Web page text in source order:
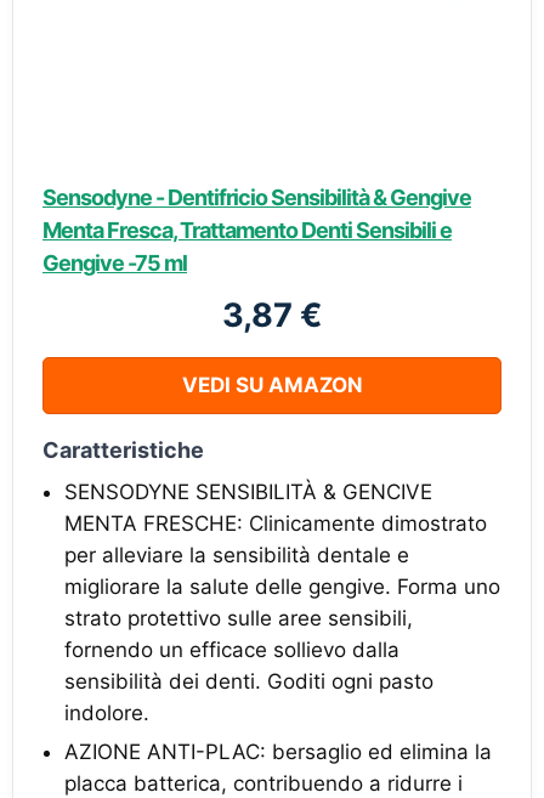
Sensodyne - Dentifricio Sensibilità & Gengive
Menta Fresca, Trattamento Denti Sensibili e
Gengive -75 ml
3,87 €
VEDI SU AMAZON
Caratteristiche
SENSODYNE SENSIBILITÀ & GENCIVE
MENTA FRESCHE: Clinicamente dimostrato
per alleviare la sensibilità dentale e
migliorare la salute delle gengive. Forma uno
strato protettivo sulle aree sensibili,
fornendo un efficace sollievo dalla
sensibilità dei denti. Goditi ogni pasto
indolore.
AZIONE ANTI-PLAC: bersaglio ed elimina la
placca batterica, contribuendo a ridurre i